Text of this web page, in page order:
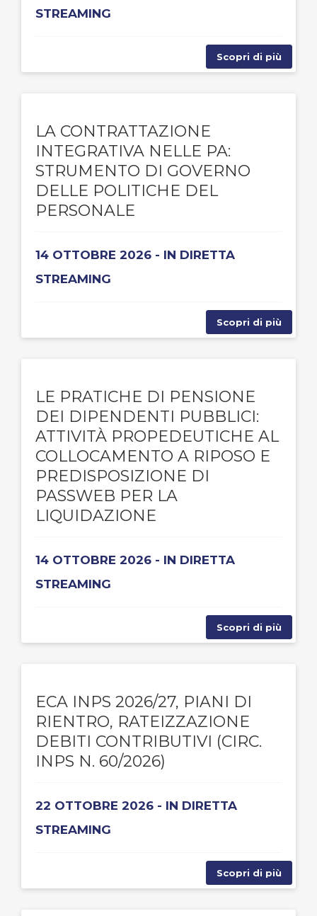
STREAMING
Scopri di più
LA CONTRATTAZIONE
INTEGRATIVA NELLE PA:
STRUMENTO DI GOVERNO
DELLE POLITICHE DEL
PERSONALE
14 OTTOBRE 2026 - IN DIRETTA
STREAMING
Scopri di più
LE PRATICHE DI PENSIONE
DEI DIPENDENTI PUBBLICI:
ATTIVITÀ PROPEDEUTICHE AL
COLLOCAMENTO A RIPOSO E
PREDISPOSIZIONE DI
PASSWEB PER LA
LIQUIDAZIONE
14 OTTOBRE 2026 - IN DIRETTA
STREAMING
Scopri di più
ECA INPS 2026/27, PIANI DI
RIENTRO, RATEIZZAZIONE
DEBITI CONTRIBUTIVI (CIRC.
INPS N. 60/2026)
22 OTTOBRE 2026 - IN DIRETTA
STREAMING
Scopri di più